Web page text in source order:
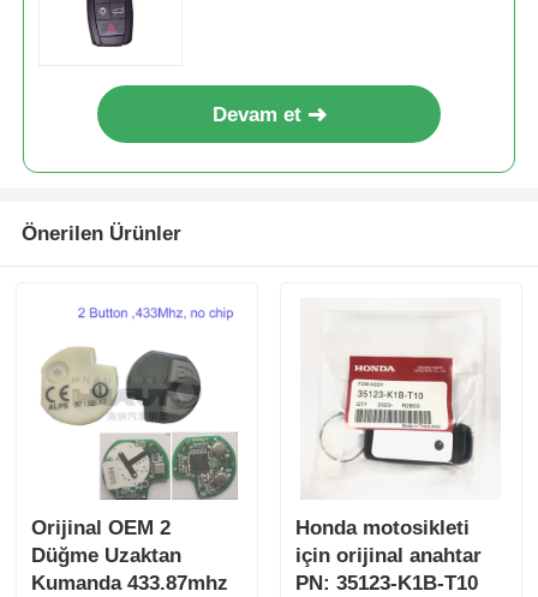
Devam et
Önerilen Ürünler
Orijinal OEM 2
Düğme Uzaktan
Kumanda 433.87mhz
Honda motosikleti
için orijinal anahtar
PN: 35123-K1B-T10